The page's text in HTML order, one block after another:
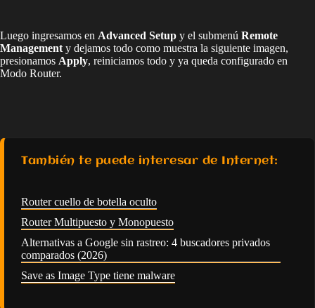
Luego ingresamos en Advanced Setup y el submenú Remote
Management y dejamos todo como muestra la siguiente imagen,
presionamos Apply, reiniciamos todo y ya queda configurado en
Modo Router.
También te puede interesar de Internet:
Router cuello de botella oculto
Router Multipuesto y Monopuesto
Alternativas a Google sin rastreo: 4 buscadores privados
comparados (2026)
Save as Image Type tiene malware